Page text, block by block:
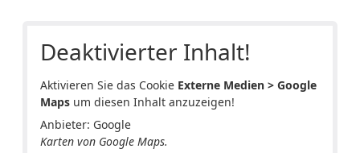
Deaktivierter Inhalt!
Aktivieren Sie das Cookie Externe Medien > Google
Maps um diesen Inhalt anzuzeigen!
Anbieter: Google
Karten von Google Maps.